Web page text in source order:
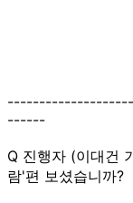
------
Q 진행자 (이대건
람'편 보셨습니까?